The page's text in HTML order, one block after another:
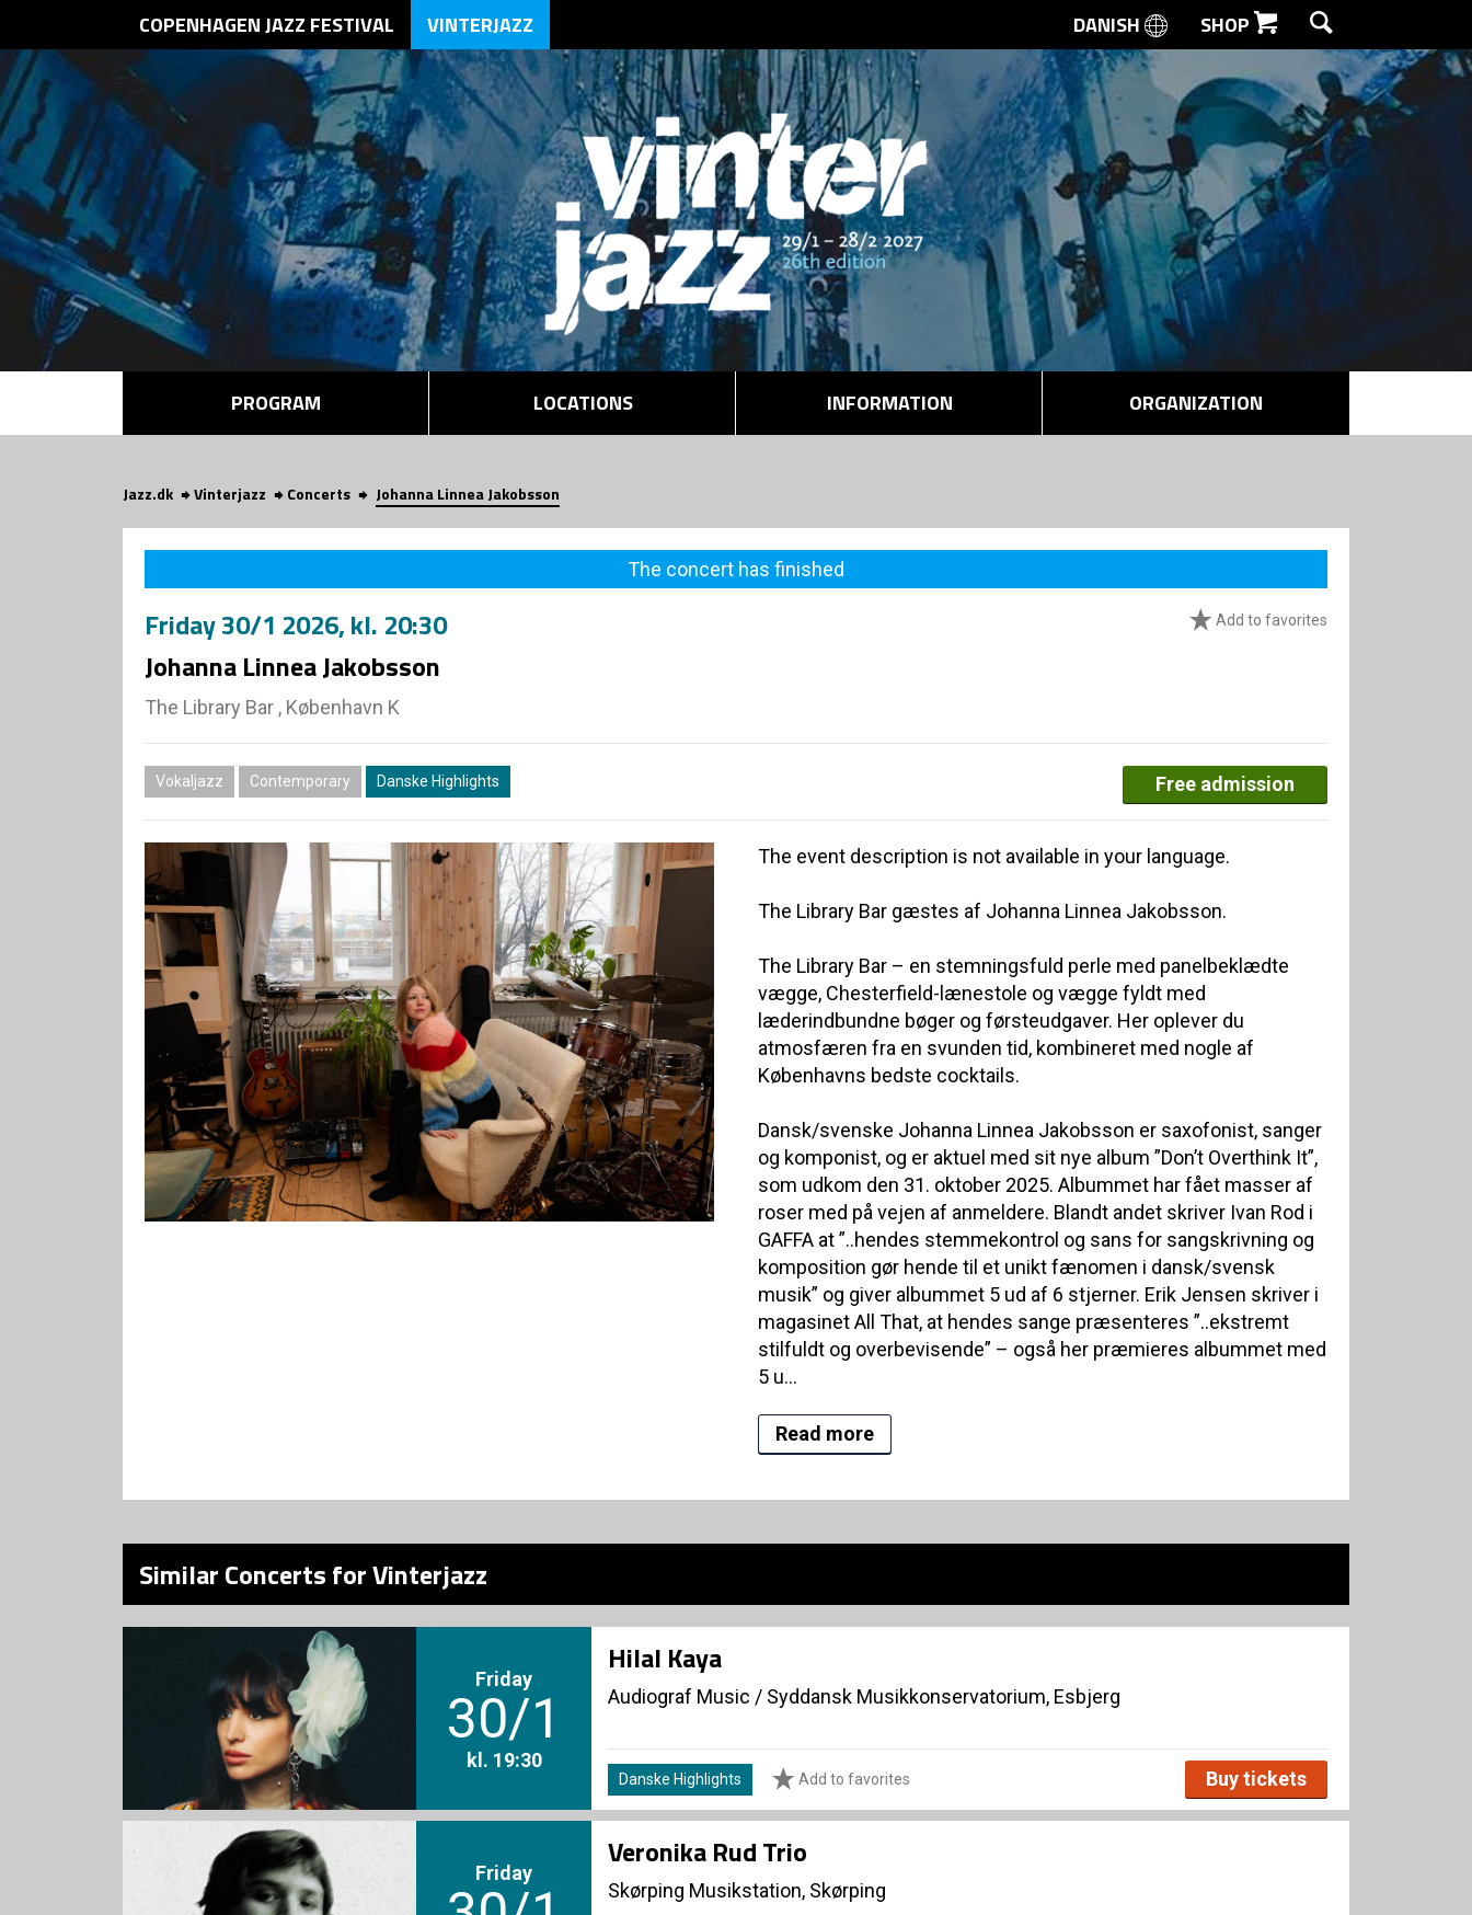
SEARCH
COPENHAGEN JAZZ FESTIVAL VINTERJAZZ DANISH SHOP
PROGRAM LOCATIONS INFORMATION ORGANIZATION
Jazz.dk Vinterjazz Concerts Johanna Linnea Jakobsson
The concert has finished
Add to favorites
Friday30/1 2026, kl. 20:30
Johanna Linnea Jakobsson
The Library Bar , København K
Vokaljazz Contemporary Danske Highlights Free admission
The event description is not available in your language.
The Library Bar gæstes af Johanna Linnea Jakobsson.
The Library Bar – en stemningsfuld perle med panelbeklædte
vægge, Chesterfield-lænestole og vægge fyldt med
læderindbundne bøger og førsteudgaver. Her oplever du
atmosfæren fra en svunden tid, kombineret med nogle af
Københavns bedste cocktails.
Dansk/svenske Johanna Linnea Jakobsson er saxofonist, sanger
og komponist, og er aktuel med sit nye album ”Don’t Overthink It”,
som udkom den 31. oktober 2025. Albummet har fået masser af
roser med på vejen af anmeldere. Blandt andet skriver Ivan Rod i
GAFFA at ”..hendes stemmekontrol og sans for sangskrivning og
komposition gør hende til et unikt fænomen i dansk/svensk
musik” og giver albummet 5 ud af 6 stjerner. Erik Jensen skriver i
magasinet All That, at hendes sange præsenteres ”..ekstremt
stilfuldt og overbevisende” – også her præmieres albummet med
5 u...
Read more
Similar Concerts for Vinterjazz
Friday
30/1
kl. 19:30
Hilal Kaya
Audiograf Music / Syddansk Musikkonservatorium, Esbjerg
Danske Highlights Add to favorites Buy tickets
Friday
Veronika Rud Trio
Skørping Musikstation, Skørping